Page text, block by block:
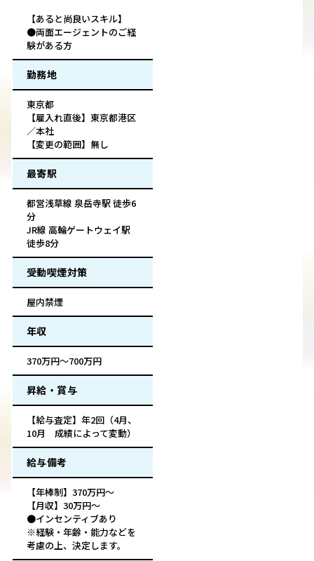
【あると尚良いスキル】
●両面エージェントのご経
験がある方
勤務地
東京都
【雇入れ直後】東京都港区
／本社
【変更の範囲】無し
最寄駅
都営浅草線 泉岳寺駅 徒歩6
分
JR線 高輪ゲートウェイ駅
徒歩8分
受動喫煙対策
屋内禁煙
年収
370万円～700万円
昇給・賞与
【給与査定】年2回（4月、
10月 成績によって変動）
給与備考
【年棒制】370万円～
【月収】30万円～
●インセンティブあり
※経験・年齢・能力などを
考慮の上、決定します。